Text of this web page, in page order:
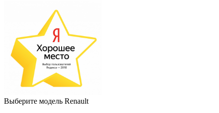
Выберите модель Renault